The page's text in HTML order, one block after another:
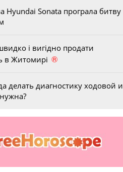
Hyundai Sonata програла битву
і вигідно продати
в Житомирі ®
делать диагностику ходовой и